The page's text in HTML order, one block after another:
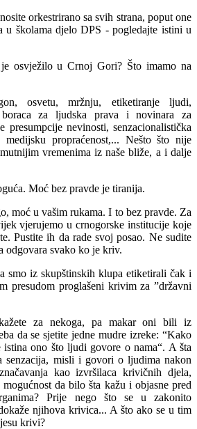
orkestrirano sa svih strana, poput one
u školama djelo DPS - pogledajte istini u
osvježilo u Crnoj Gori? Što imamo na
osvetu, mržnju, etiketiranje ljudi,
boraca za ljudska prava i novinara za
presumpcije nevinosti, senzacionalistička
propraćenost,... Nešto što nije
vremenima iz naše bliže, a i dalje
Moć bez pravde je tiranija.
moć u vašim rukama. I to bez pravde. Za
vjerujemo u crnogorske institucije koje
Pustite ih da rade svoj posao. Ne sudite
odgovara svako ko je kriv.
smo iz skupštinskih klupa etiketirali čak i
presudom proglašeni krivim za ”državni
za nekoga, pa makar oni bili iz
da se sjetite jedne mudre izreke: “Kako
ono što ljudi govore o nama“. A šta
senzacija, misli i govori o ljudima nakon
kao izvršilaca krivičnih djela,
da bilo šta kažu i objasne pred
Prije nego što se u zakonito
njihova krivica... A što ako se u tim
krivi?